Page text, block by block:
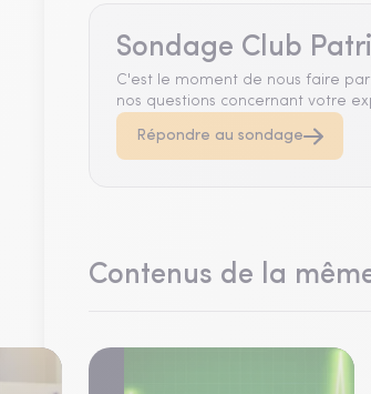
Sondage Club
C'est le moment de nous faire
nos questions concernant votre
Répondre au sondage
Contenus de la